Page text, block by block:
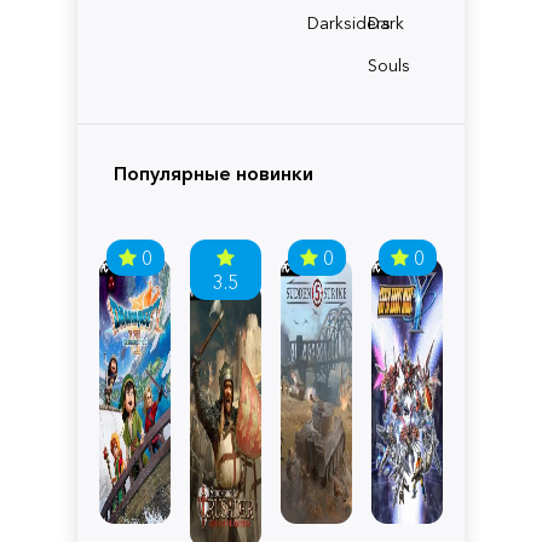
Darksiders
Dark
Souls
Популярные новинки
0
3.5
0 0